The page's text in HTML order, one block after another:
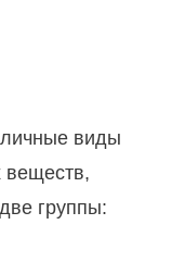
виды
веществ,
группы: